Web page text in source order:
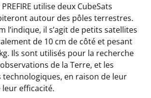
utilise deux CubeSats
autour des pôles terrestres.
l’indique, il s’agit de petits satellites
de 10 cm de côté et pesant
Ils sont utilisés pour la recherche
de la Terre, et les
en raison de leur
efficacité.